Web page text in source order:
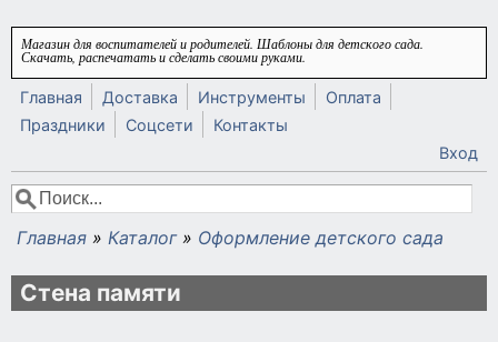
Перейти к основному содержанию
Магазин для воспитателей и родителей. Шаблоны для детского сада.
Скачать, распечатать и сделать своими руками.
Главная Доставка Инструменты
Оплата
Праздники
Соцсети
Контакты
Вход
Форма поиска
Поиск
Вы здесь
Главная » Каталог » Оформление детского сада
Стена памяти